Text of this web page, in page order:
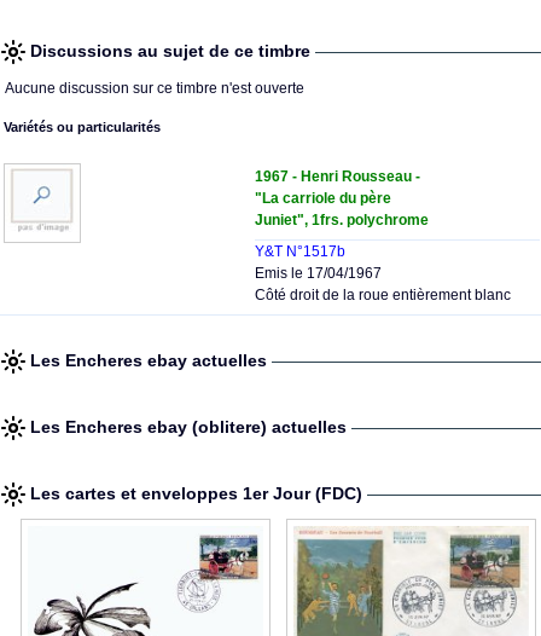
Discussions au sujet de ce timbre
Aucune discussion sur ce timbre n'est ouverte
Variétés ou particularités
1967 - Henri Rousseau -
"La carriole du père
Juniet", 1frs. polychrome
Y&T N°1517b
Emis le 17/04/1967
Côté droit de la roue entièrement blanc
Les Encheres ebay actuelles
Les Encheres ebay (oblitere) actuelles
Les cartes et enveloppes 1er Jour (FDC)